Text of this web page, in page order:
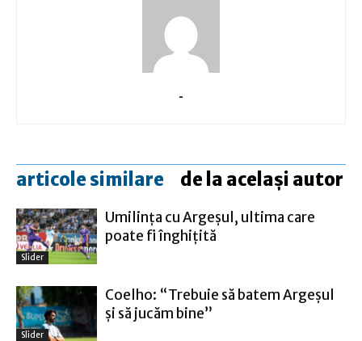
-
articole similare de la același autor
Slider
Umilinţa cu Argeşul, ultima care
poate fi înghiţită
Slider
Coelho: “Trebuie să batem Argeşul
şi să jucăm bine”